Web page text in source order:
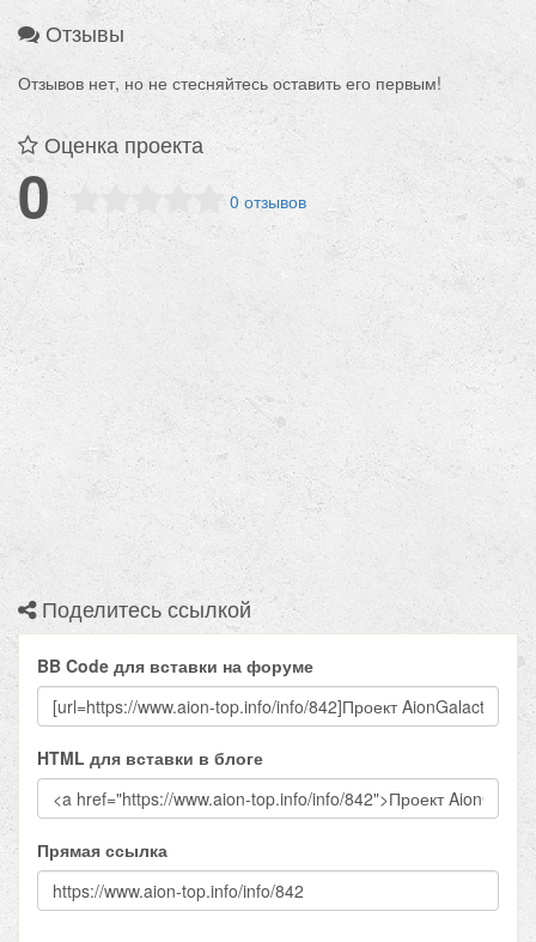
и MacOS. Подробнее на нашем сайте:
https://aiongalactic.ru/news/1
Отзывы
Отзывов нет, но не стесняйтесь оставить его первым!
Оценка проекта
0 0 отзывов
Поделитесь ссылкой
BB Code для вставки на форуме
HTML для вставки в блоге
Прямая ссылка